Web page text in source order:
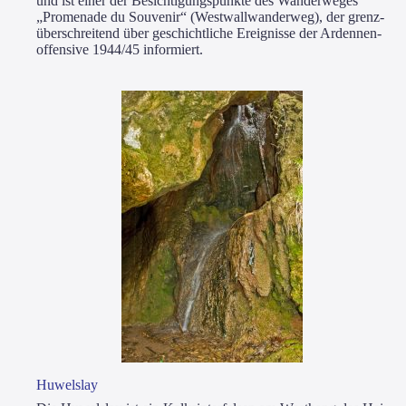
„Pro­me­na­de du Sou­ve­nir“ (West­wall­wan­der­weg), der grenz­
über­schrei­tend über geschicht­li­che Ereig­nis­se der Arden­nen­
of­fen­si­ve 1944/45 informiert.
Huwels­lay